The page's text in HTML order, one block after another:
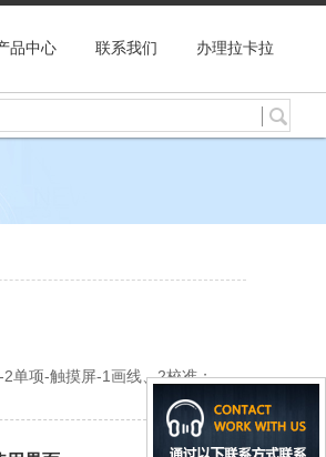
品中心 联系我们 办理拉卡拉
单项-触摸屏-1画线、2校准；